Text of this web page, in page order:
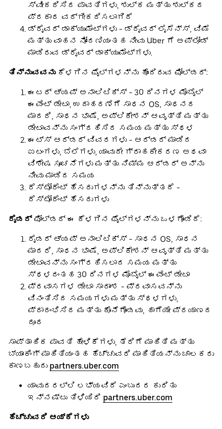
ಸ್ವೀಕರಿಸಿದ ಪಾವತಿಗಳು, ಶುಲ್ಕ ಮತ್ತು ಶುಲ್ಕದ
ಪ್ರಕಾರ ವರ್ಗೀಕರಿಸಲಾಗಿದೆ
ಡ್ರೈವರ್ ಡಾಕ್ಯುಮೆಂಟ್‌ಗಳು - ಡ್ರೈವರ್ ಲೈಸೆನ್ಸ್, ವಿಮೆ
ಮತ್ತು ವಾಹನ ನೋಂದಣಿಯಂತಹ ನೀವು Uber ಗೆ ಅಪ್‌ಲೋಡ್
ಮಾಡಿರುವ ಡ್ರೈವರ್ ಡಾಕ್ಯುಮೆಂಟ್‌ಗಳು.
ತಿನ್ನುವವನುಕೆಳಗಿನ ಫೈಲ್‌ಗಳನ್ನು ಹೊಂದಿರುವ ಫೋಲ್ಡರ್:
ಈಟರ್ ಆ್ಯಪ್ ಅನಾಲಿಟಿಕ್ಸ್ - 30 ದಿನಗಳ ಮೊಬೈಲ್
ಈವೆಂಟ್ ಡೇಟಾ, ಉದಾಹರಣೆಗೆ ಸಾಧನ OS, ಸಾಧನದ
ಮಾದರಿ, ಸಾಧನ ಭಾಷೆ, ಅಪ್ಲಿಕೇಶನ್ ಆವೃತ್ತಿ ಮತ್ತು
ಡೇಟಾವನ್ನು ಸಂಗ್ರಹಿಸಿದ ಸಮಯ ಮತ್ತು ಸ್ಥಳ
ಈಟ್ಸ್ ಆರ್ಡರ್ ವಿವರಗಳು - ಆರ್ಡರ್ ಮಾಡಿದ
ಐಟಂಗಳು, ಬೆಲೆಗಳು, ಯಾವುದೇ ಗ್ರಾಹಕೀಕರಣ ಅಥವಾ
ವಿಶೇಷ ಸೂಚನೆಗಳು ಮತ್ತು ನಿಮ್ಮ ಆರ್ಡರ್ ಅನ್ನು
ನೀವು ಮಾಡಿದ ಸಮಯ
ರೆಸ್ಟೋರೆಂಟ್ ಹೆಸರುಗಳನ್ನು ತಿನ್ನುತ್ತದೆ -
ರೆಸ್ಟೋರೆಂಟ್ ಹೆಸರುಗಳು
ರೈಡರ್ಫೋಲ್ಡರ್ ಈ ಕೆಳಗಿನ ಫೈಲ್‌ಗಳನ್ನು ಒಳಗೊಂಡಿದೆ:
ರೈಡರ್ ಆ್ಯಪ್ ಅನಾಲಿಟಿಕ್ಸ್ - ಸಾಧನ OS, ಸಾಧನ
ಮಾದರಿ, ಸಾಧನ ಭಾಷೆ, ಅಪ್ಲಿಕೇಶನ್ ಆವೃತ್ತಿ ಮತ್ತು
ಡೇಟಾವನ್ನು ಸಂಗ್ರಹಿಸಲಾದ ಸಮಯ ಮತ್ತು
ಸ್ಥಳದಂತಹ 30 ದಿನಗಳ ಮೊಬೈಲ್ ಈವೆಂಟ್ ಡೇಟಾ
ಪ್ರವಾಸಗಳ ಡೇಟಾ ಸಾರಾಂಶ - ಪ್ರವಾಸವನ್ನು
ವಿನಂತಿಸಿದ ಸಮಯಗಳು ಮತ್ತು ಸ್ಥಳಗಳು,
ಪ್ರಾರಂಭಿಸಿದ ಮತ್ತು ಕೊನೆಗೊಂಡವು, ಹಾಗೆಯೇ ಪ್ರಯಾಣದ
ದೂರ
ಸಾಪ್ತಾಹಿಕ ಪಾವತಿ ಹೇಳಿಕೆಗಳು, ತೆರಿಗೆ ಮಾಹಿತಿ ಮತ್ತು
ಬ್ಯಾಂಕಿಂಗ್ ಮಾಹಿತಿಯಂತಹ ಹೆಚ್ಚುವರಿ ಮಾಹಿತಿಯನ್ನು ಚಾಲಕರು
ಕಾಣಬಹುದು partners.uber.com
ಯಾವುದರಲ್ಲಿ ಲಭ್ಯವಿದೆ ಎಂಬುದರ ಕುರಿತು
ಇನ್ನಷ್ಟು ತಿಳಿಯಿರಿ partners.uber.com
ಹೆಚ್ಚುವರಿ ಆಯ್ಕೆಗಳು